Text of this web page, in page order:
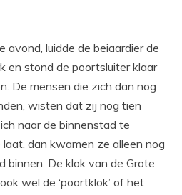
avond, luidde de beiaardier de
en stond de poortsluiter klaar
De mensen die zich dan nog
wisten dat zij nog tien
naar de binnenstad te
dan kwamen ze alleen nog
binnen. De klok van de Grote
wel de ‘poortklok’ of het